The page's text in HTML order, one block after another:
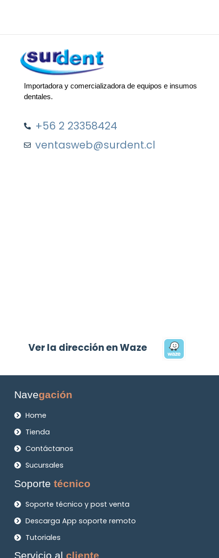
Importadora y comercializadora de equipos e insumos
dentales.
+56 2 23358424
ventasweb@surdent.cl
Ver la dirección en Waze
Navegación
Home
Tienda
Contáctanos
Sucursales
Soportetécnico
Soporte técnico y post venta
Descarga App soporte remoto
Tutoriales
Servicio alcliente